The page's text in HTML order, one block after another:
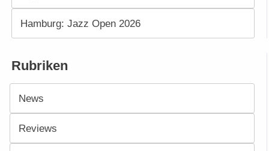
Hamburg: Jazz Open 2026
Rubriken
News
Reviews